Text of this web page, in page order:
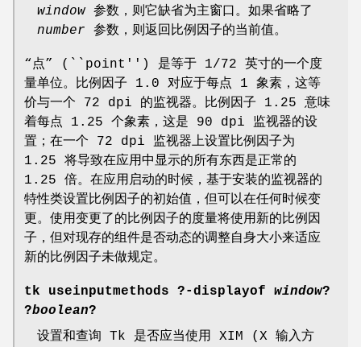
window 参数，则它缺省为主窗口。如果省略了
number 参数，则返回比例因子的当前值。
“点” (``point'') 是等于 1/72 英寸的一个度
量单位。比例因子 1.0 对应于每点 1 象素，这等
价与一个 72 dpi 的监视器。比例因子 1.25 意味
着每点 1.25 个象素，这是 90 dpi 监视器的设
置；在一个 72 dpi 监视器上设置比例因子为
1.25 将导致在应用中显示的所有东西是正常的
1.25 倍。在应用启动的时候，基于安装的监视器的
特性类设置比例因子的初始值，但可以在任何时候变
更。使用变更了的比例因子的度量将使用新的比例因
子，但对现存的组件是否动态的调整自身大小来适应
新的比例因子未做规定。
tk useinputmethods ?-displayof window?
?boolean?
设置和查询 Tk 是否应当使用 XIM (X 输入方